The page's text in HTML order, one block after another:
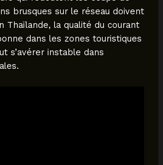
brusques sur le réseau doivent
Thaïlande, la qualité du courant
dans les zones touristiques
s’avérer instable dans